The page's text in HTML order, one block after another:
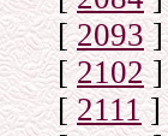
[2093]
[2102]
[2111]